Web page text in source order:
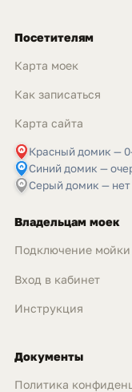
Посетителям
Карта моек
Как записаться
Карта сайта
Красный домик —
Синий домик —
Серый домик — нет
Владельцам моек
Подключение мойки
Вход в кабинет
Инструкция
Документы
Политика